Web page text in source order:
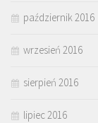
październik 2016
wrzesień 2016
sierpień 2016
lipiec 2016